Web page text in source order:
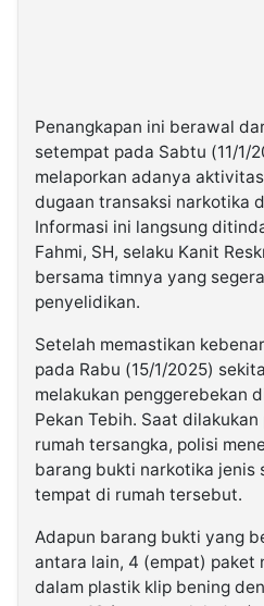
Penangkapan ini berawal
setempat pada Sabtu (11/1/
melaporkan adanya
dugaan transaksi narkotika
Informasi ini langsung
Fahmi, SH, selaku Kanit
bersama timnya yang
penyelidikan.
Setelah memastikan
pada Rabu (15/1/2025)
melakukan penggerebekan
Pekan Tebih. Saat
rumah tersangka, polisi
barang bukti narkotika jenis
tempat di rumah tersebut.
Adapun barang bukti yang
antara lain, 4 (empat) paket
dalam plastik klip bening